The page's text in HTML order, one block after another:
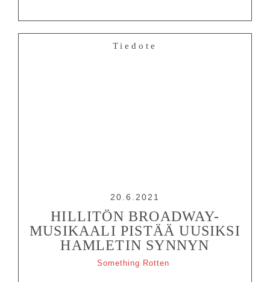
Tiedote
20.6.2021
HILLITÖN BROADWAY-
MUSIKAALI PISTÄÄ UUSIKSI
HAMLETIN SYNNYN
Something Rotten